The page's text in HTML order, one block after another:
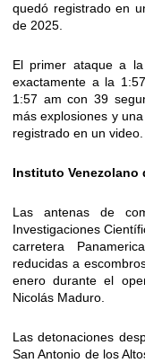
quedó registrado en
de 2025.
El primer ataque a
exactamente a la
1:57 am con 39
más explosiones y
registrado en un video.
Instituto Venezolano
Las antenas de
Investigaciones
carretera
reducidas a
enero durante el
Nicolás Maduro.
Las detonaciones
San Antonio de los